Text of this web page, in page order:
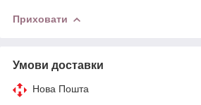
Приховати
Умови доставки
Нова Пошта